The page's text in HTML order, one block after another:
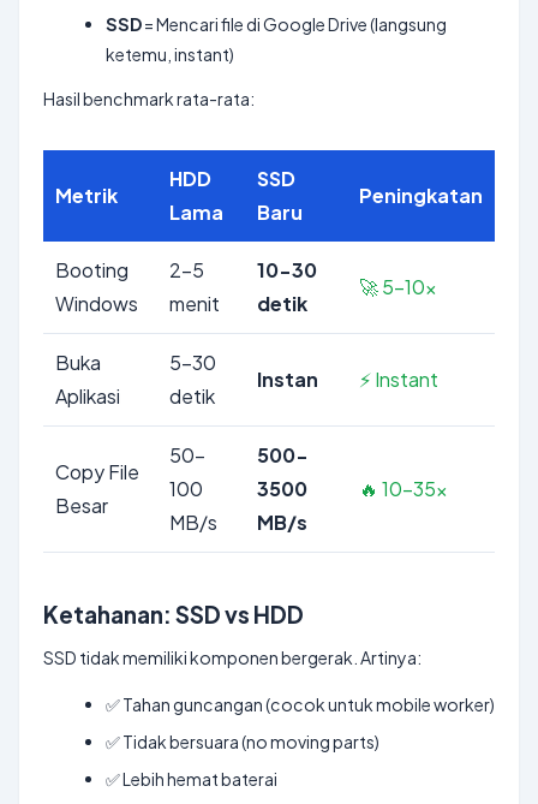
SSD= Mencari file di Google Drive (langsung
ketemu, instant)
Hasil benchmark rata-rata:
Metrik
HDD
Lama
SSD
Baru
Peningkatan
Booting
Windows
2-5
menit
10-30
detik
🚀 5-10x
Buka
Aplikasi
5-30
detik
Instan ⚡ Instant
Copy File
Besar
50-
100
MB/s
500-
3500
MB/s
🔥 10-35x
Ketahanan: SSD vs HDD
SSD tidak memiliki komponen bergerak. Artinya:
✅ Tahan guncangan (cocok untuk mobile worker)
✅ Tidak bersuara (no moving parts)
✅ Lebih hemat baterai